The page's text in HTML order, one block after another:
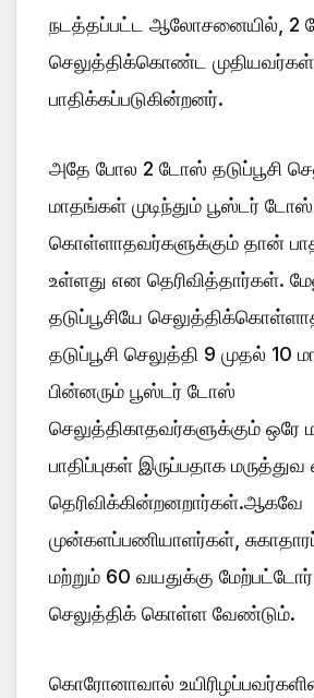
நடத்தப்பட்ட ஆலோசனையில், 2
செலுத்திக்கொண்ட முதியவர்கள்
பாதிக்கப்படுகின்றனர்.
அதே போல 2 டோஸ் தடுப்பூசி
மாதங்கள் முடிந்தும் பூஸ்டர்
கொள்ளாதவர்களுக்கும் தான்
உள்ளது என தெரிவித்தார்கள்.
தடுப்பூசியே
தடுப்பூசி செலுத்தி 9 முதல்
பின்னரும் பூஸ்டர் டோஸ்
செலுத்திகாதவர்களுக்கும் ஒரே
பாதிப்புகள் இருப்பதாக
தெரிவிக்கின்றனறார்கள்.ஆகவே
முன்களப்பணியாளர்கள்,
மற்றும் 60 வயதுக்கு மேற்பட்டோர்
செலுத்திக் கொள்ள வேண்டும்.
கொரோனாவால்